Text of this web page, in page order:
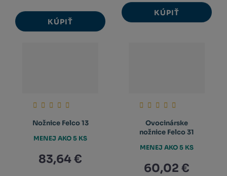
KÚPIŤ
KÚPIŤ
Nožnice Felco 13
83,64 €
MENEJ AKO 5 KS
Ovocinárske
nožnice Felco 31
60,02 €
MENEJ AKO 5 KS